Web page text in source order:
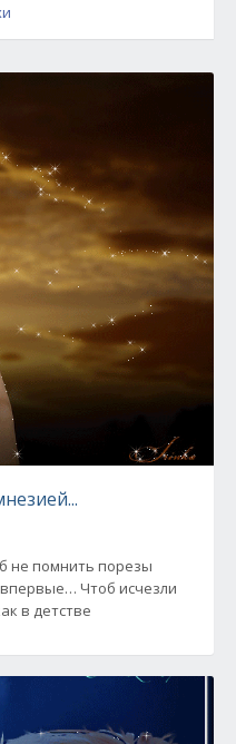
как в детстве